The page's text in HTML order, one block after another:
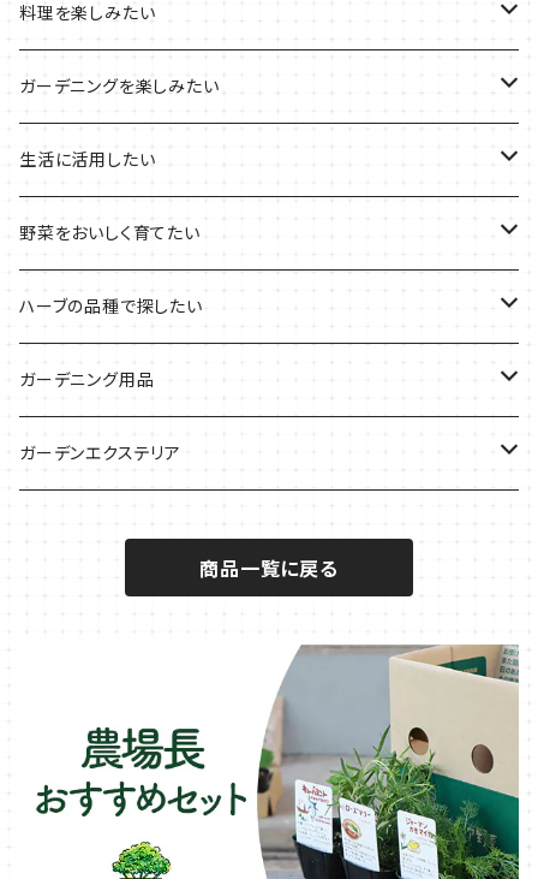
プラ製プランターの栽培キット
その他のプランターの栽培キット
2021年の敬老の日
2021年のハロウィン
2021年のクリスマス
ハーブブーケ
フレッシュハーブ
ハーブティーの定番ハーブ
リラックスしたい時に
シャキッとしたい時に
デトックスに
気分で香りを楽しみたい
料理を楽しみたい
料理の定番ハーブ
イタリア料理に
魚料理に
BBQ・肉料理に
サラダに使いたい
秋植えで料理に
ガーデニングを楽しみたい
花を楽しみたい
カラーリーフ
ハーブガーデンづくりに
夏のハーブガーデンに
生活に活用したい
パーティーハーブ
インスタ映えハーブ
虫よけに使いたい
ハーブバスに
野菜をおいしく育てたい
トマトのコンパニオン
ジャガイモのコンパニオン
葉物野菜のコンパニオン
キュウリのコンパニオン
イチゴをおいしく育てたい
ハーブの品種で探したい
ミント・ハーブ苗
バジル・ハーブ苗
タイム・ハーブ苗
マロウ・ハーブ苗
ヒソップ・ハーブ苗
ガーデニング用品
その他
樹脂製 / プラ製プランター
ファイバー製プランター
ブリキ製プランター
ガーデンエクステリア
オーニング
シェード
商品一覧に戻る